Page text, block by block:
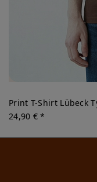
Print T-Shirt Lübeck
24,90 € *